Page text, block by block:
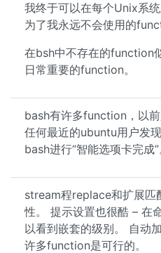
我终于可以在每个Unix系
为了我永远不会使用的
在bsh中不存在的function
日常重要的function。
bash有许多function，以
任何最近的ubuntu用户发
bash进行“智能选项卡完成”
stream程replace和扩展匹
性。 提示设置也很酷 – 在
以看到嵌套的级别。 自动
许多function是可行的。